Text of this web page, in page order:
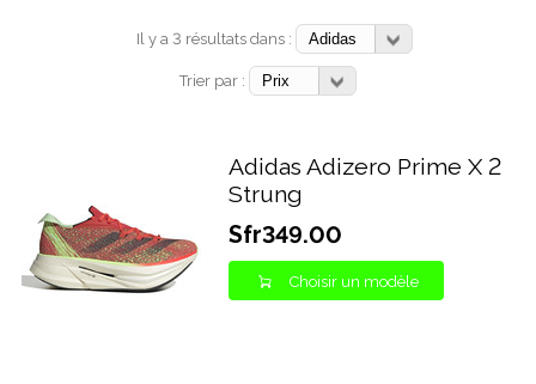
Il y a 3 résultats dans :
Trier par :
Adidas Adizero Prime X 2
Strung
Sfr349.00
Choisir un modèle